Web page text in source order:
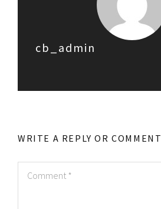
cb_admin
WRITE A REPLY OR COMMENT